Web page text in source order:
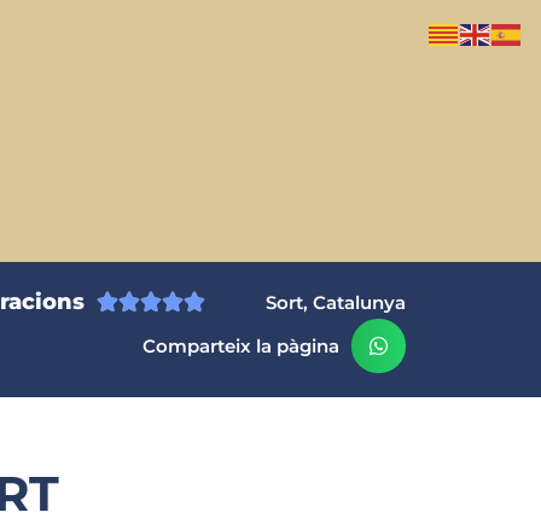

Sort, Catalunya
Comparteix la pàgina